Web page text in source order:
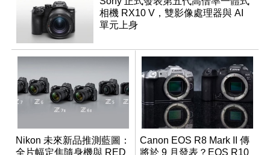
相機 RX10 V，雙影像處理器與 AI
單元上身
Nikon 未來新品推測藍圖：
全片幅定焦隨身機與 RED
Canon EOS R8 Mark II 傳
將於 9 月發表？EOS R10